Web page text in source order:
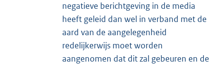
negatieve berichtgeving in de media
heeft geleid dan wel in verband met de
aard van de aangelegenheid
redelijkerwijs moet worden
aangenomen dat dit zal gebeuren en de